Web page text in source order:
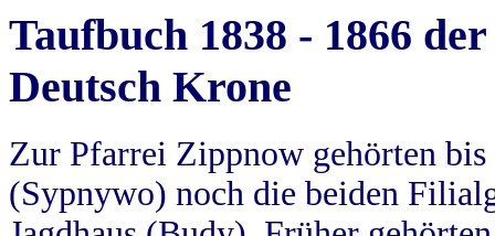
Taufbuch 1838 - 1866
Deutsch Krone
Zur Pfarrei Zippnow gehörten
(Sypnywo) noch die beiden